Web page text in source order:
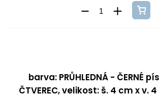
barva: PRŮHLEDNÁ - ČERNÉ
ČTVEREC, velikost: š. 4 cm x v.